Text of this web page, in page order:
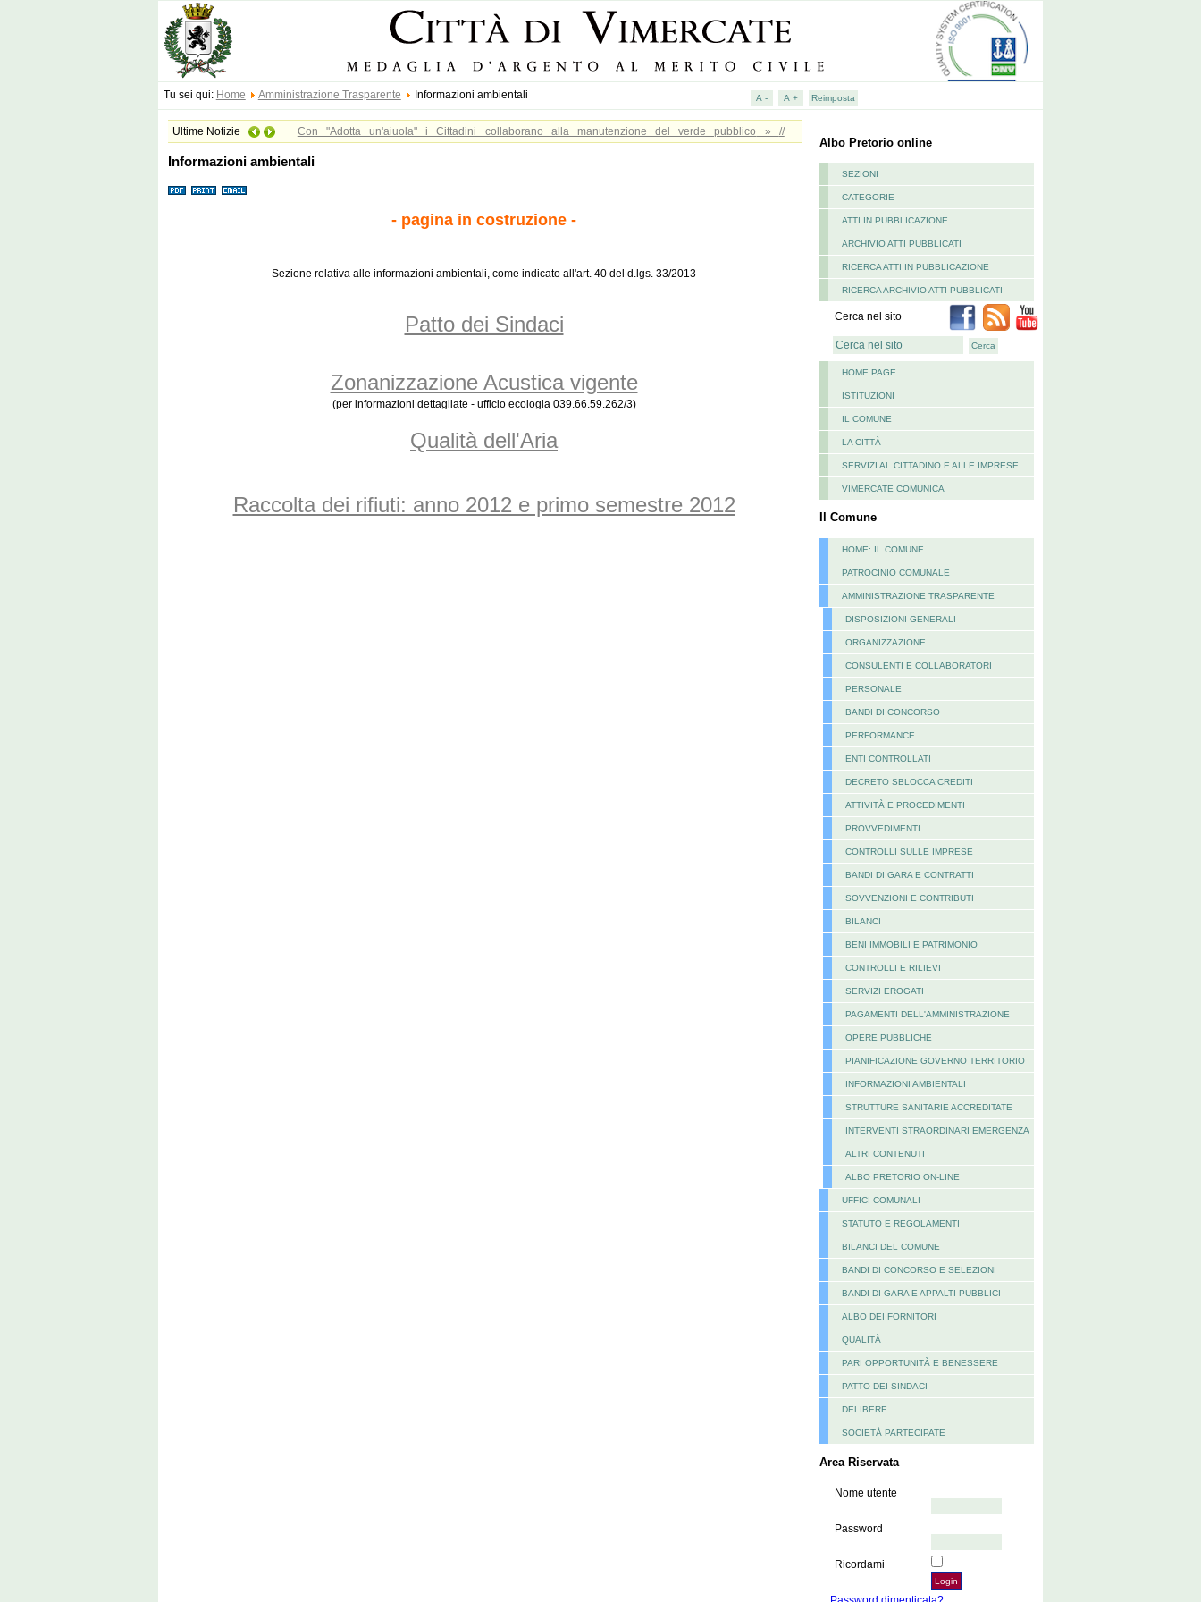
Tu sei qui: Home Amministrazione Trasparente Informazioni ambientali
Ultime Notizie Con "Adotta un'aiuola" i Cittadini collaborano alla manutenzione del verde pubblico » //
le aree verdi comunali appartengono alla collettività. Adottare uno spazio di verde pubblico è un
targhetta di ringraziamento. Scarica il modulo di adesione e... adotta un'aiuola!
Informazioni ambientali
- pagina in costruzione -
Sezione relativa alle informazioni ambientali, come indicato all'art. 40 del d.lgs. 33/2013
Patto dei Sindaci
Zonanizzazione Acustica vigente
(per informazioni dettagliate - ufficio ecologia 039.66.59.262/3)
Qualità dell'Aria
Raccolta dei rifiuti: anno 2012 e primo semestre 2012
Albo Pretorio online
SEZIONI
CATEGORIE
ATTI IN PUBBLICAZIONE
ARCHIVIO ATTI PUBBLICATI
RICERCA ATTI IN PUBBLICAZIONE
RICERCA ARCHIVIO ATTI PUBBLICATI
Cerca nel sito
HOME PAGE
ISTITUZIONI
IL COMUNE
LA CITTÀ
SERVIZI AL CITTADINO E ALLE IMPRESE
VIMERCATE COMUNICA
Il Comune
HOME: IL COMUNE
PATROCINIO COMUNALE
AMMINISTRAZIONE TRASPARENTE
DISPOSIZIONI GENERALI
ORGANIZZAZIONE
CONSULENTI E COLLABORATORI
PERSONALE
BANDI DI CONCORSO
PERFORMANCE
ENTI CONTROLLATI
DECRETO SBLOCCA CREDITI
ATTIVITÀ E PROCEDIMENTI
PROVVEDIMENTI
CONTROLLI SULLE IMPRESE
BANDI DI GARA E CONTRATTI
SOVVENZIONI E CONTRIBUTI
BILANCI
BENI IMMOBILI E PATRIMONIO
CONTROLLI E RILIEVI
SERVIZI EROGATI
PAGAMENTI DELL'AMMINISTRAZIONE
OPERE PUBBLICHE
PIANIFICAZIONE GOVERNO TERRITORIO
INFORMAZIONI AMBIENTALI
STRUTTURE SANITARIE ACCREDITATE
INTERVENTI STRAORDINARI EMERGENZA
ALTRI CONTENUTI
ALBO PRETORIO ON-LINE
UFFICI COMUNALI
STATUTO E REGOLAMENTI
BILANCI DEL COMUNE
BANDI DI CONCORSO E SELEZIONI
BANDI DI GARA E APPALTI PUBBLICI
ALBO DEI FORNITORI
QUALITÀ
PARI OPPORTUNITÀ E BENESSERE
PATTO DEI SINDACI
DELIBERE
SOCIETÀ PARTECIPATE
Area Riservata
Nome utente
Password
Ricordami